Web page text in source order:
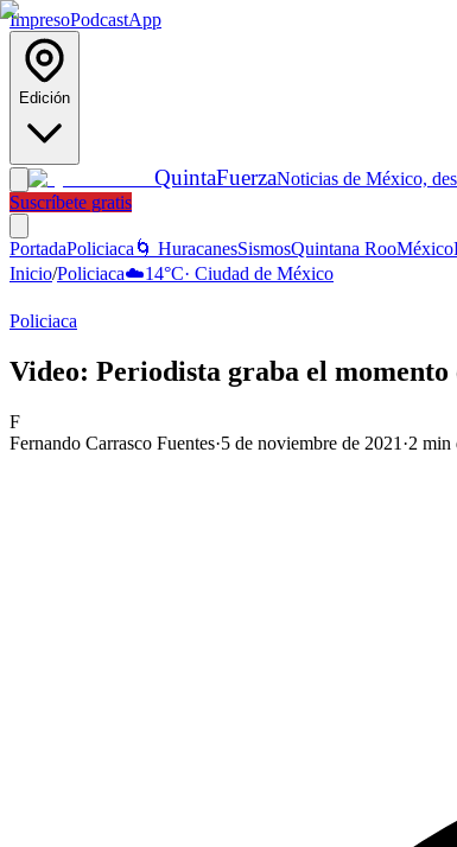
ImpresoPodcastApp
Edición
QuintaFuerzaNoticias de México,
Suscríbete gratis
PortadaPoliciaca 🌀 HuracanesSismosQuintana RooMéxico
Inicio/Policiaca☁️14°C· Ciudad de México
Policiaca
Video: Periodista graba el
F
Fernando Carrasco Fuentes·5 de noviembre de 2021 ·2 min